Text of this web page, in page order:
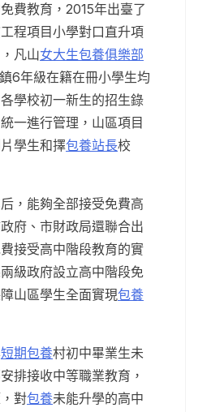
費教育，2015年出臺了
程項目小學對口直升項
凡山女大生包養俱樂部
6年級在籍在冊小學生均
學校初一新生的招生錄
一進行管理，山區項目
學生和擇包養站長校
，能夠全部接受免費高
府、市財政局還聯合出
接受高中階段教育的實
級政府設立高中階段免
山區學生全面實現包養
短期包養村初中畢業生未
排接收中等職業教育，
對包養未能升學的高中